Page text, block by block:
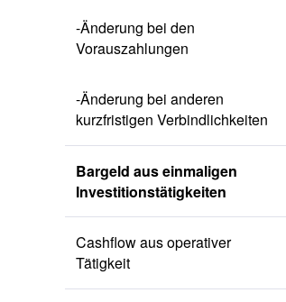
-Änderung bei den
Vorauszahlungen
-Änderung bei anderen
kurzfristigen Verbindlichkeiten
Bargeld aus einmaligen
Investitionstätigkeiten
Cashflow aus operativer
Tätigkeit